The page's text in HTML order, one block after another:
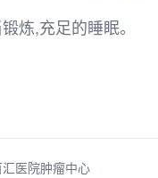
炼,充足的睡眠。
医院肿瘤中心